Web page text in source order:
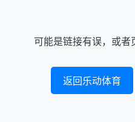
可能是链接有误，或者
返回乐动体育